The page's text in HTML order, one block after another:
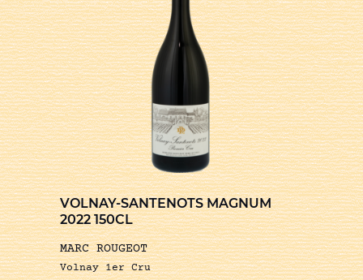
VOLNAY-SANTENOTS MAGNUM
2022 150CL
MARC ROUGEOT
Volnay 1er Cru